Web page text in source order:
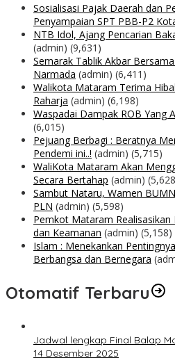
Sosialisasi Pajak Daerah dan
Penyampaian SPT PBB-P2
NTB Idol, Ajang Pencarian
(admin) (9,631)
Semarak Tablik Akbar
Narmada (admin) (6,411)
Walikota Mataram Terima
Raharja (admin) (6,198)
Waspadai Dampak ROB Yang
(6,015)
Pejuang Berbagi : Beratnya
Pendemi ini..! (admin) (5,715)
WaliKota Mataram Akan
Secara Bertahap (admin)
Sambut Nataru, Wamen
PLN (admin) (5,598)
Pemkot Mataram Realisasikan
dan Keamanan (admin) (5,158)
Islam : Menekankan
Berbangsa dan Bernegara
Otomatif Terbaru
Jadwal lengkap Final Balap
14 Desember 2025